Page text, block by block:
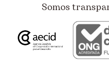
Somos